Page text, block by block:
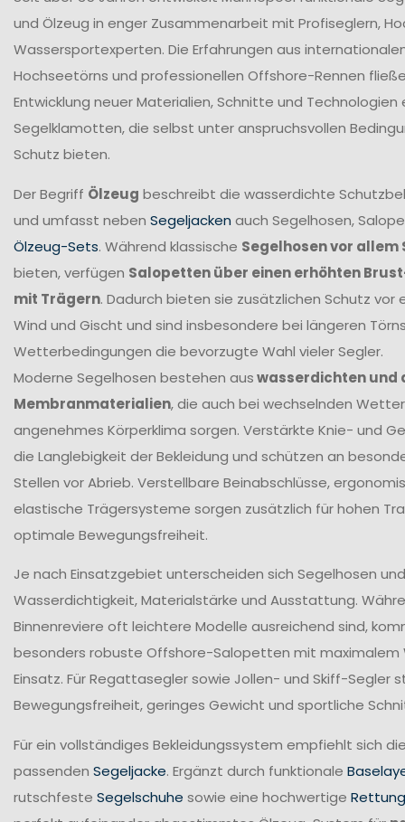
und Ölzeug in enger Zusammenarbeit mit Profiseglern,
Wassersportexperten. Die Erfahrungen aus
Hochseetörns und professionellen Offshore-Rennen
Entwicklung neuer Materialien, Schnitte und Technologien
Segelklamotten, die selbst unter anspruchsvollen
Schutz bieten.
Der Begriff Ölzeug beschreibt die wasserdichte
und umfasst neben Segeljacken auch Segelhosen,
Ölzeug-Sets. Während klassische Segelhosen vor allem
bieten, verfügen Salopetten über einen erhöhten
mit Trägern. Dadurch bieten sie zusätzlichen Schutz vor
Wind und Gischt und sind insbesondere bei längeren
Wetterbedingungen die bevorzugte Wahl vieler Segler.
Moderne Segelhosen bestehen auswasserdichten und
Membranmaterialien, die auch bei wechselnden
angenehmes Körperklima sorgen. Verstärkte Knie- und
die Langlebigkeit der Bekleidung und schützen an
Stellen vor Abrieb. Verstellbare Beinabschlüsse,
elastische Trägersysteme sorgen zusätzlich für hohen
optimale Bewegungsfreiheit.
Je nach Einsatzgebiet unterscheiden sich Segelhosen
Wasserdichtigkeit, Materialstärke und Ausstattung.
Binnenreviere oft leichtere Modelle ausreichend sind,
besonders robuste Offshore-Salopetten mit
Einsatz. Für Regattasegler sowie Jollen- und Skiff-Segler
Bewegungsfreiheit, geringes Gewicht und sportliche
Für ein vollständiges Bekleidungssystem empfiehlt sich
passenden Segeljacke. Ergänzt durch funktionale
rutschfeste Segelschuhe sowie eine hochwertige